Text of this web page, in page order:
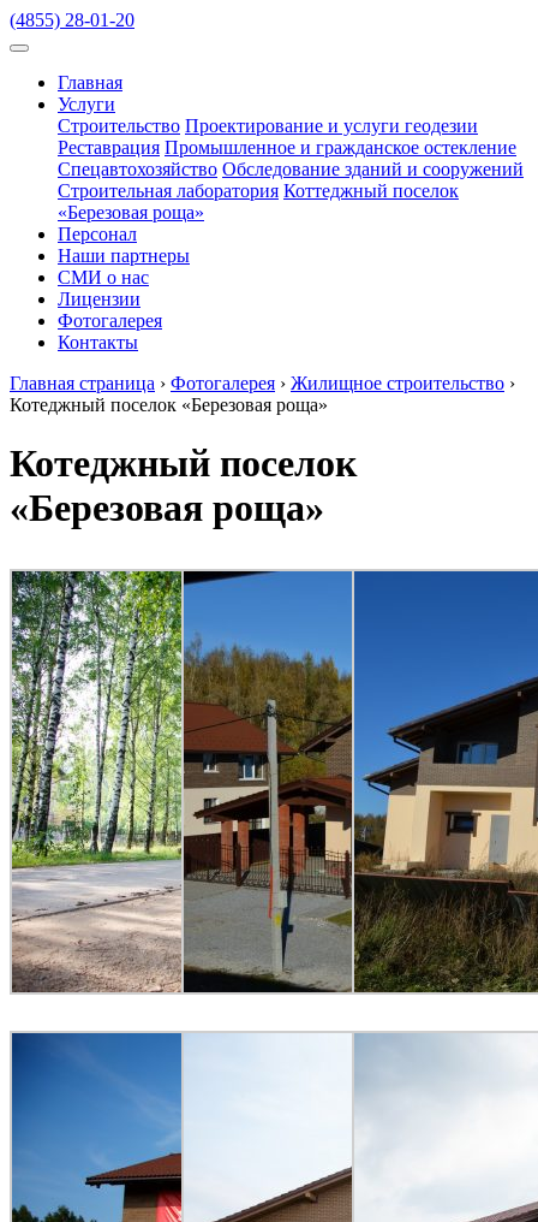
(4855) 28-01-20
Главная
Услуги
Строительство Проектирование и услуги геодезии
Реставрация Промышленное и гражданское остекление
Спецавтохозяйство Обследование зданий и сооружений
Строительная лаборатория Коттеджный поселок
«Березовая роща»
Персонал
Наши партнеры
СМИ о нас
Лицензии
Фотогалерея
Контакты
Главная страница › Фотогалерея › Жилищное строительство ›
Котеджный поселок «Березовая роща»
Котеджный поселок
«Березовая роща»